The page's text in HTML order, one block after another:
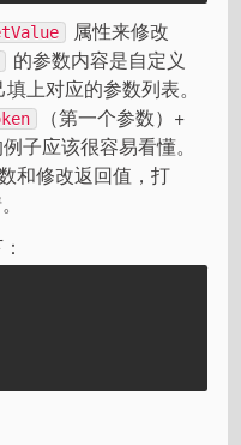
属性来修改
的参数内容是自定义
上对应的参数列表。
（第一个参数）+
子应该很容易看懂。
和修改返回值，打